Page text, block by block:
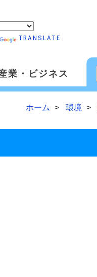
TRANSLATE
業・ビジネス
ホーム 環境